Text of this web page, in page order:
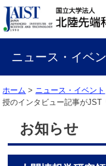
国
学
法
人
先
端
ニュース・イベ
ホーム > ニュース・イベント
授のインタビュー記事がJST
お知らせ